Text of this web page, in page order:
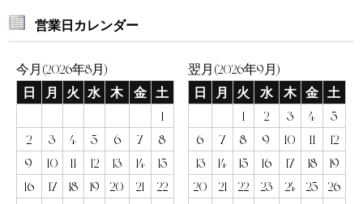
営業日カレンダー
今月(2026年8月)
日
月 火 水 木 金
土
1
2
3 4 5 6 7
8
9
10 11 12 13 14
15
16
17 18 19 20 21
22
翌月(2026年9月)
日
月 火 水 木 金
土
1
2 3 4
5
6
7 8 9 10 11
12
13
14 15 16 17 18
19
20
21 22 23 24 25
26